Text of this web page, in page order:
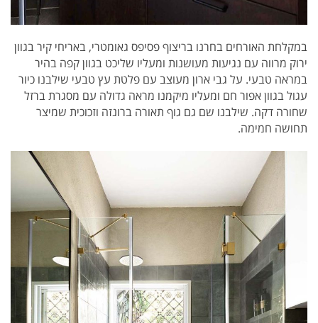
במקלחת האורחים בחרנו בריצוף פסיפס גאומטרי, באריחי קיר בגוון
ירוק מרווה עם נגיעות מעושנות ומעליו שליכט בגוון קפה בהיר
במראה טבעי. על גבי ארון מעוצב עם פלטת עץ טבעי שילבנו כיור
עגול בגוון אפור חם ומעליו מיקמנו מראה גדולה עם מסגרת ברזל
שחורה דקה. שילבנו שם גם גוף תאורה ברונזה וזכוכית שמיצר
תחושה חמימה.